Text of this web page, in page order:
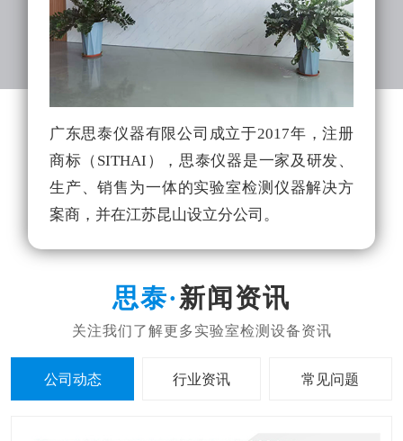
广东思泰仪器有限公司成立于2017年，注册
商标（SITHAI），思泰仪器是一家及研发、
生产、销售为一体的实验室检测仪器解决方
案商，并在江苏昆山设立分公司。
新闻资讯
公司动态 行业资讯 常见问题